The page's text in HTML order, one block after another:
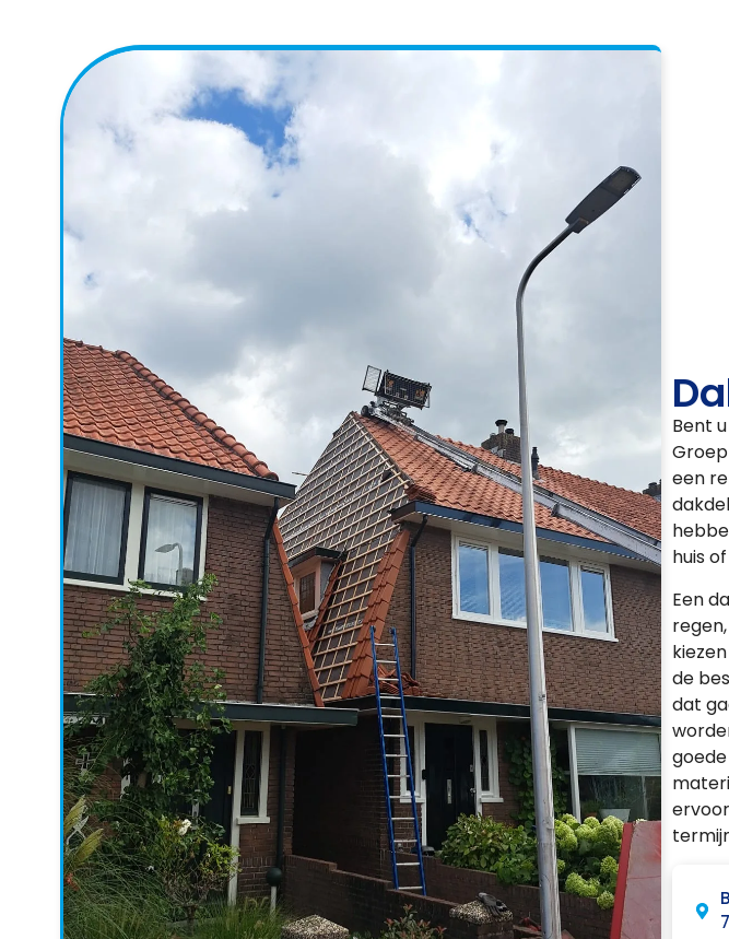
Bent
een
huis
Een
de
dat